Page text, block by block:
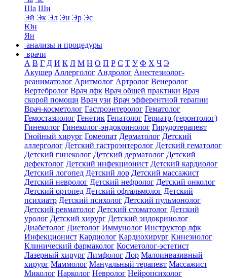
Ша Ши
Эй Эк Эл Эн Эр Эс
Юн
Ян
анализы и процедуры
врачи
А В Г Д И К Л М Н О П Р С Т У Ф Х Ч Э
Акушер Аллерголог Андролог Анестезиолог-
реаниматолог Аритмолог Артролог Венеролог
Вертебролог Врач лфк Врач общей практики Врач
скорой помощи Врач узи Врач эфферентной терапии
Врач-косметолог Гастроэнтеролог Гематолог
Гемостазиолог Генетик Гепатолог Гериатр (геронтолог)
Гинеколог Гинеколог-эндокринолог Гирудотерапевт
Гнойный хирург Гомеопат Дерматолог Детский
аллерголог Детский гастроэнтеролог Детский гематолог
Детский гинеколог Детский дерматолог Детский
дефектолог Детский инфекционист Детский кардиолог
Детский логопед Детский лор Детский массажист
Детский невролог Детский нефролог Детский онколог
Детский ортопед Детский офтальмолог Детский
психиатр Детский психолог Детский пульмонолог
Детский ревматолог Детский стоматолог Детский
уролог Детский хирург Детский эндокринолог
Диабетолог Диетолог Иммунолог Инструктор лфк
Инфекционист Кардиолог Кардиохирург Кинезиолог
Клинический фармаколог Косметолог-эстетист
Лазерный хирург Лимфолог Лор Малоинвазивный
хирург Маммолог Мануальный терапевт Массажист
Миколог Нарколог Невролог Нейропсихолог